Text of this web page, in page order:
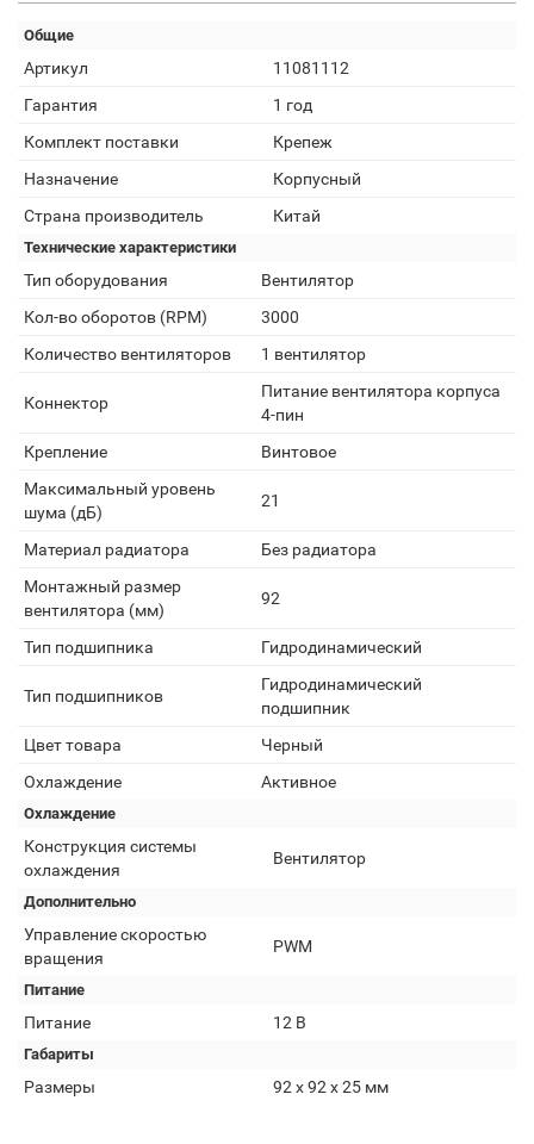
Общие
Артикул
11081112
Гарантия
1 год
Комплект поставки
Крепеж
Назначение
Корпусный
Страна производитель
Китай
Технические характеристики
Тип оборудования
Вентилятор
Кол-во оборотов (RPM)
3000
Количество вентиляторов
1 вентилятор
Коннектор
Питание вентилятора корпуса
4-пин
Крепление
Винтовое
Максимальный уровень
шума (дБ)
21
Материал радиатора
Без радиатора
Монтажный размер
вентилятора (мм)
92
Тип подшипника Гидродинамический
Тип подшипников
Гидродинамический
подшипник
Цвет товара
Черный
Охлаждение
Активное
Охлаждение
Конструкция системы
охлаждения
Вентилятор
Дополнительно
Управление скоростью
вращения
PWM
Питание
Питание 12 В
Габариты
Размеры 92 х 92 х 25 мм